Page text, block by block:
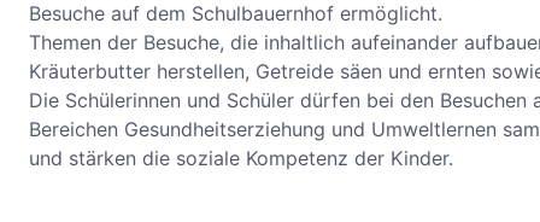
Besuche auf dem Schulbauernhof ermöglicht.
Themen der Besuche, die inhaltlich aufeinander
Kräuterbutter herstellen, Getreide säen und ernten
Die Schülerinnen und Schüler dürfen bei den
Bereichen Gesundheitserziehung und Umweltlernen
und stärken die soziale Kompetenz der Kinder.